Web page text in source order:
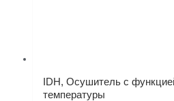
IDH, Осушитель с
температуры